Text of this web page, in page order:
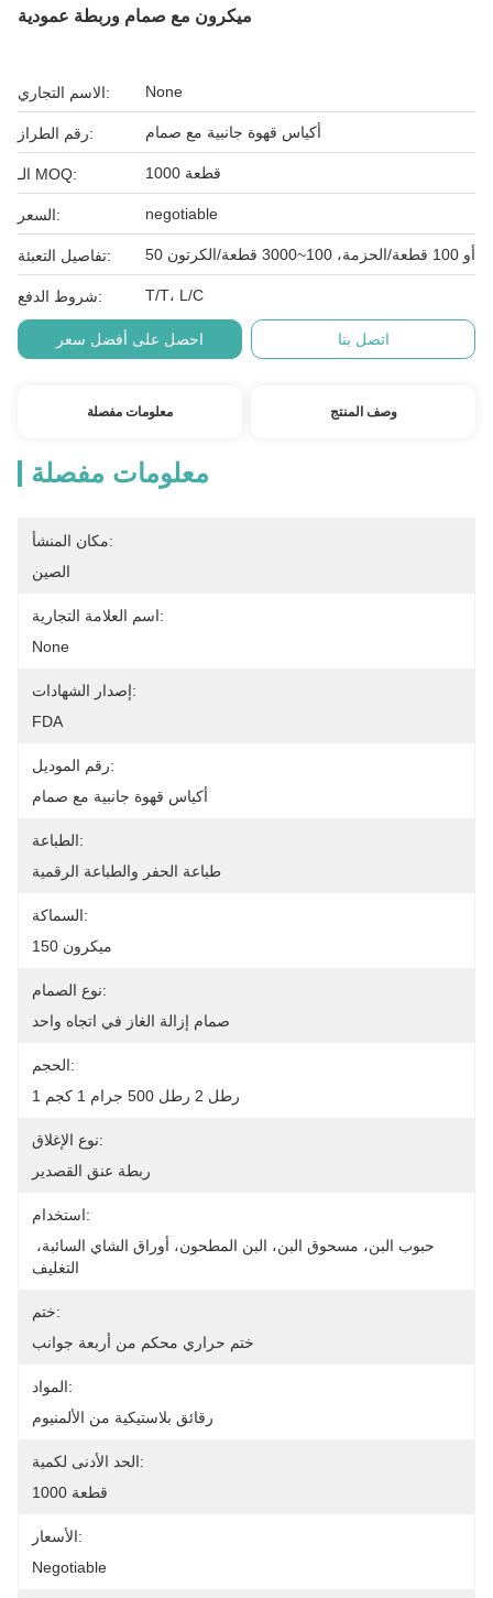
ميكرون مع صمام وربطة عمودية
الاسم التجاري: None
رقم الطراز: أكياس قهوة جانبية مع صمام
الـ MOQ: 1000 قطعة
السعر: negotiable
تفاصيل التعبئة: 50 أو 100 قطعة/الحزمة، 100~3000 قطعة/الكرتون
شروط الدفع: T/T، L/C
احصل على أفضل سعر اتصل بنا
معلومات مفصلة وصف المنتج
معلومات مفصلة
مكان المنشأ:
الصين
اسم العلامة التجارية:
None
إصدار الشهادات:
FDA
رقم الموديل:
أكياس قهوة جانبية مع صمام
الطباعة:
طباعة الحفر والطباعة الرقمية
السماكة:
150 ميكرون
نوع الصمام:
صمام إزالة الغاز في اتجاه واحد
الحجم:
1 رطل 2 رطل 500 جرام 1 كجم
نوع الإغلاق:
ربطة عنق القصدير
استخدام:
التغليف
ختم:
ختم حراري محكم من أربعة جوانب
المواد:
رقائق بلاستيكية من الألمنيوم
الحد الأدنى لكمية:
1000 قطعة
الأسعار:
Negotiable